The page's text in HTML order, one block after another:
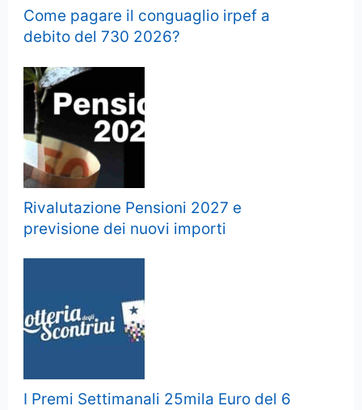
Come pagare il conguaglio irpef a
debito del 730 2026?
Rivalutazione Pensioni 2027 e
previsione dei nuovi importi
I Premi Settimanali 25mila Euro del 6